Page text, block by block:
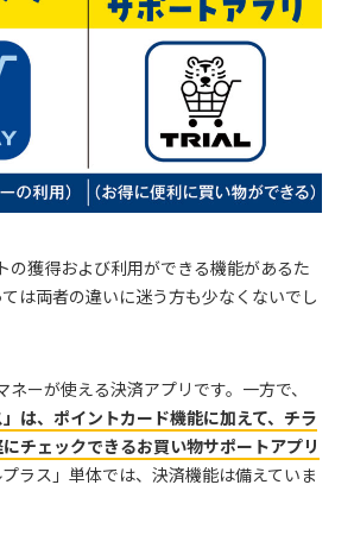
の獲得および利用ができる機能があるた
は両者の違いに迷う方も少なくないでし
ネーが使える決済アプリです。一方で、
」は、ポイントカード機能に加えて、チラ
チェックできるお買い物サポートアプリ
ラス」単体では、決済機能は備えていま